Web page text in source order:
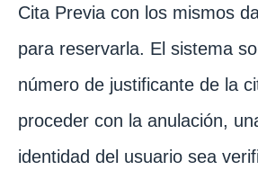
Cita Previa con los mismos
para reservarla. El sistema
número de justificante de la
proceder con la anulación,
identidad del usuario sea